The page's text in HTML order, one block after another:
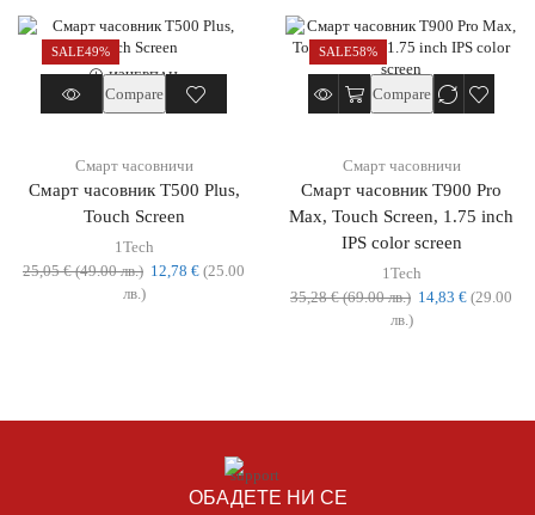
SALE49%
ИЗЧЕРПАН
Compare
Смарт часовничи
Смарт часовник T500 Plus,
Touch Screen
1Tech
25,05€ (49.00 лв.) 12,78 € (25.00
лв.)
SALE58%
Compare
Смарт часовничи
Смарт часовник T900 Pro
Max, Touch Screen, 1.75 inch
IPS color screen
1Tech
35,28€ (69.00 лв.) 14,83 € (29.00
лв.)
ОБАДЕТЕ НИ СЕ